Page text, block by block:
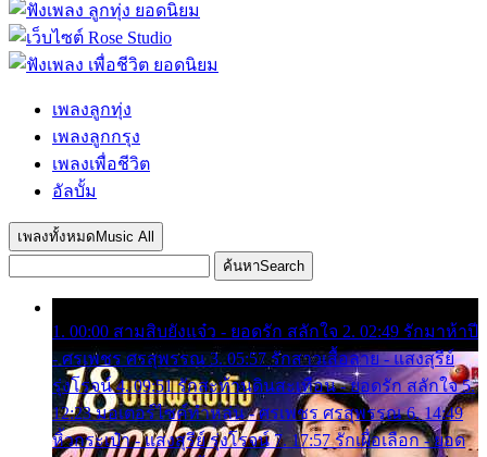
เพลงลูกทุ่ง
เพลงลูกกรุง
เพลงเพื่อชีวิต
อัลบั้ม
เพลงทั้งหมด Music All
ค้นหาSearch
1. 00:00 สามสิบยังแจ๋ว - ยอดรัก สลักใจ 2. 02:49 รักมาห้าปี
- ศรเพชร ศรสุพรรณ 3. 05:57 รักสาวเสื้อลาย - แสงสุรีย์
รุ่งโรจน์ 4. 09:51 รักสะท้านดินสะเทือน - ยอดรัก สลักใจ 5.
12:23 มอเตอร์ไซค์ทำหล่น - ศรเพชร ศรสุพรรณ 6. 14:49
หิ้วกระเป๋า - แสงสุรีย์ รุ่งโรจน์ 7. 17:57 รักเผื่อเลือก - ยอด